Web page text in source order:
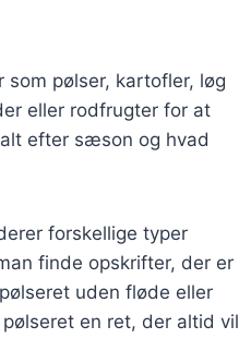
pølser, kartofler, løg
eller rodfrugter for at
efter sæson og hvad
forskellige typer
finde opskrifter, der er
uden fløde eller
en ret, der altid vil